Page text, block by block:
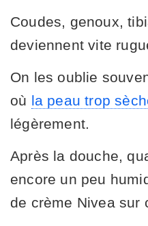
Coudes, genoux,
deviennent vite
On les oublie
où la peau trop
légèrement.
Après la douche,
encore un peu
de crème Nivea sur